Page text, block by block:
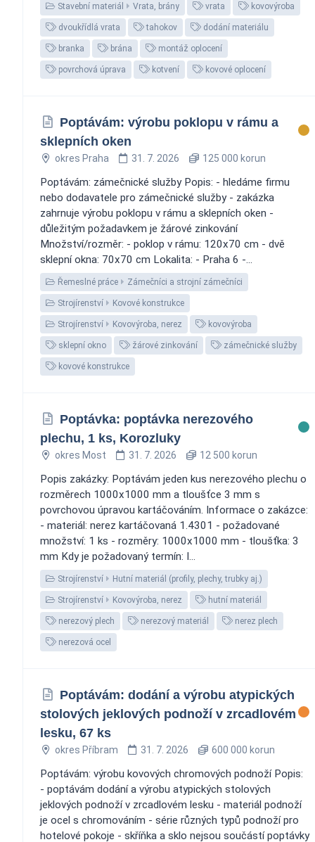
Stavební materiál Vrata, brány vrata kovovýroba
dvoukřídlá vrata tahokov dodání materiálu
branka brána montáž oplocení
povrchová úprava kotvení kovové oplocení
Poptávám: výrobu poklopu v rámu a
sklepních oken
okres Praha 31. 7. 2026 125 000 korun
Poptávám: zámečnické služby Popis: - hledáme firmu
nebo dodavatele pro zámečnické služby - zakázka
zahrnuje výrobu poklopu v rámu a sklepních oken -
důležitým požadavkem je žárové zinkování
Množství/rozměr: - poklop v rámu: 120x70 cm - dvě
sklepní okna: 70x70 cm Lokalita: - Praha 6 -...
Řemeslné práce Zámečníci a strojní zámečníci
Strojírenství Kovové konstrukce
Strojírenství Kovovýroba, nerez kovovýroba
sklepní okno žárové zinkování zámečnické služby
kovové konstrukce
Poptávka: poptávka nerezového
plechu, 1 ks, Korozluky
okres Most 31. 7. 2026 12 500 korun
Popis zakázky: Poptávám jeden kus nerezového plechu o
rozměrech 1000x1000 mm a tloušťce 3 mm s
povrchovou úpravou kartáčováním. Informace o zakázce:
- materiál: nerez kartáčovaná 1.4301 - požadované
množství: 1 ks - rozměry: 1000x1000 mm - tloušťka: 3
mm Kdy je požadovaný termín: I...
Strojírenství Hutní materiál (profily, plechy, trubky aj.)
Strojírenství Kovovýroba, nerez hutní materiál
nerezový plech nerezový materiál nerez plech
nerezová ocel
Poptávám: dodání a výrobu atypických
stolových jeklových podnoží v zrcadlovém
lesku, 67 ks
okres Příbram 31. 7. 2026 600 000 korun
Poptávám: výrobu kovových chromových podnoží Popis:
- poptávám dodání a výrobu atypických stolových
jeklových podnoží v zrcadlovém lesku - materiál podnoží
je ocel s chromováním - série různých typů podnoží pro
hotelové pokoje - skříňka a sklo nejsou součástí poptávky